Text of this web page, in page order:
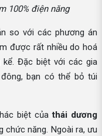
100% điện năng
so với các phương án
được rất nhiều do hoá
Đặc biệt với các gia
bạn có thể bỏ túi
biệt củathái dương
chức năng. Ngoài ra, ưu